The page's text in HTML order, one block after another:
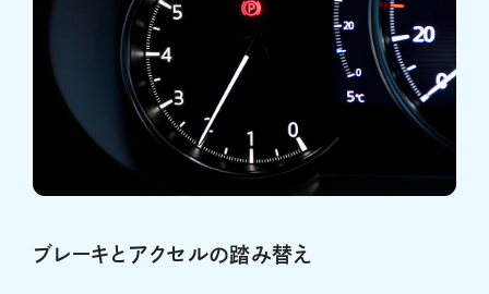
ブレーキとアクセルの踏み替え